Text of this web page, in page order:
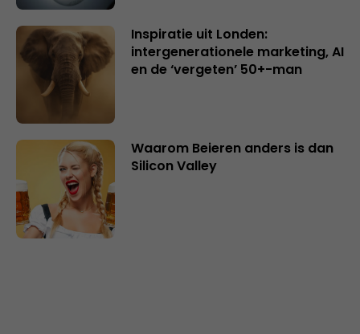
Inspiratie uit Londen:
intergenerationele marketing, AI
en de ‘vergeten’ 50+-man
Waarom Beieren anders is dan
Silicon Valley